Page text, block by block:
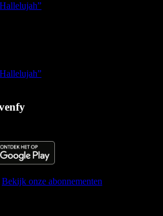
Bekijk onze abonnementen